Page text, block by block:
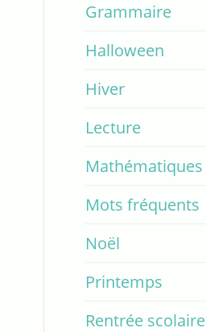
Grammaire
Halloween
Hiver
Lecture
Mathématiques
Mots fréquents
Noël
Printemps
Rentrée scolaire